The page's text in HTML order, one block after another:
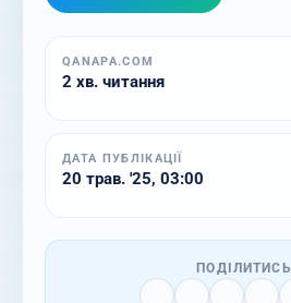
QANAPA.COM
2 хв. читання
ДАТА ПУБЛІКАЦІЇ
20 трав. '25, 03:00
ПОДІЛИТИСЬ